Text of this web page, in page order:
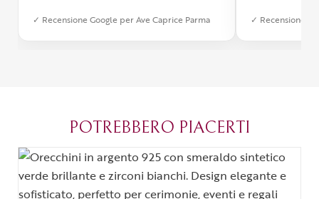
stato impeccabile: veloce, preciso e
✓ Recensione Google per Ave Caprice Parma
qualità e si
✓ Recensione
POTREBBERO PIACERTI